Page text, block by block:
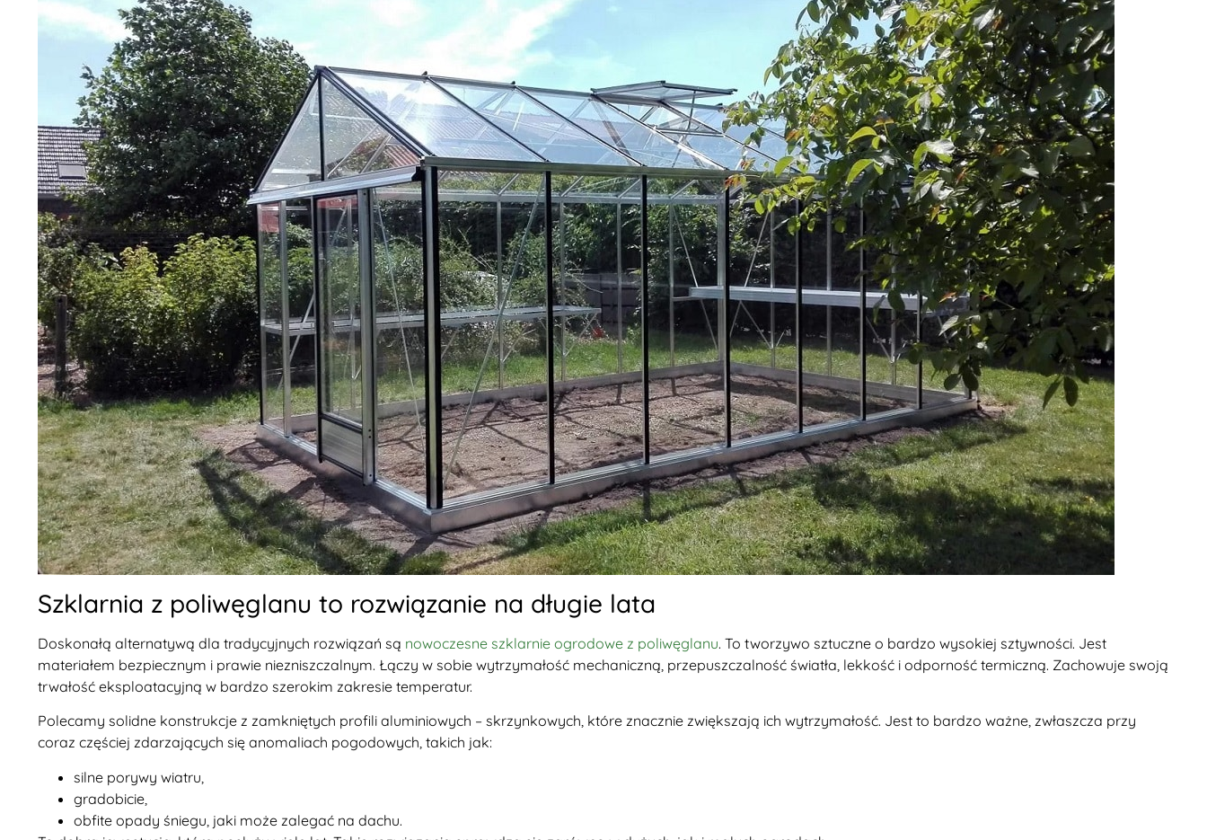
Szklarnia z poliwęglanu to rozwiązanie na długie lata
Doskonałą alternatywą dla tradycyjnych rozwiązań są nowoczesne szklarnie ogrodowe z poliwęglanu. To tworzywo sztuczne o bardzo wysokiej sztywności. Jest
materiałem bezpiecznym i prawie niezniszczalnym. Łączy w sobie wytrzymałość mechaniczną, przepuszczalność światła, lekkość i odporność termiczną. Zachowuje swoją
trwałość eksploatacyjną w bardzo szerokim zakresie temperatur.
Polecamy solidne konstrukcje z zamkniętych profili aluminiowych – skrzynkowych, które znacznie zwiększają ich wytrzymałość. Jest to bardzo ważne, zwłaszcza przy
coraz częściej zdarzających się anomaliach pogodowych, takich jak:
silne porywy wiatru,
gradobicie,
obfite opady śniegu, jaki może zalegać na dachu.